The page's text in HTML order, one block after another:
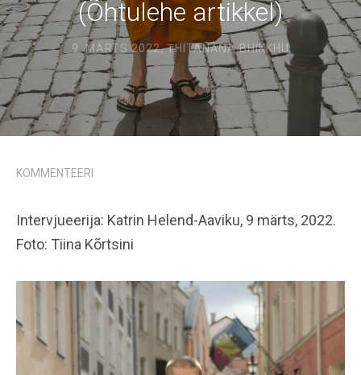
(Õhtulehe artikkel)
9. MÄRTS 2022,ṬHITAÑĀṆA BHIKKHU
KOMMENTEERI
Intervjueerija: Katrin Helend-Aaviku, 9 märts, 2022.
Foto: Tiina Kõrtsini